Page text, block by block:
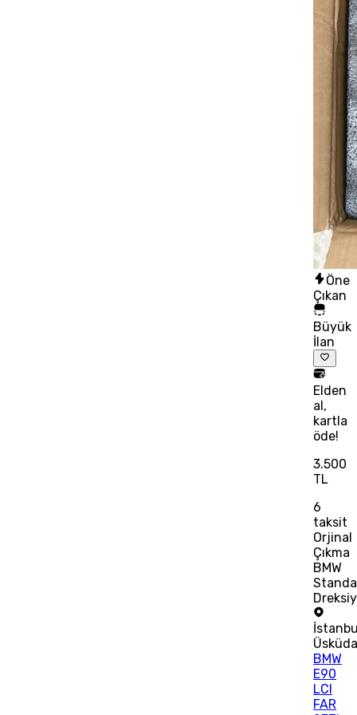
Öne
Çıkan
Büyük
İlan
Elden
al,
kartla
öde!
3.500
TL
6
taksit
Orjinal
Çıkma
BMW
BMW
E90
LCI
FAR